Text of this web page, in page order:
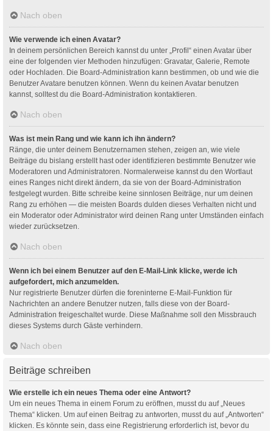
Nach oben
Wie verwende ich einen Avatar?
In deinem persönlichen Bereich kannst du unter „Profil“ einen Avatar über
eine der folgenden vier Methoden hinzufügen: Gravatar, Galerie, Remote
oder Hochladen. Die Board-Administration kann bestimmen, ob und wie die
Benutzer Avatare benutzen können. Wenn du keinen Avatar benutzen
kannst, solltest du die Board-Administration kontaktieren.
Nach oben
Was ist mein Rang und wie kann ich ihn ändern?
Ränge, die unter deinem Benutzernamen stehen, zeigen an, wie viele
Beiträge du bislang erstellt hast oder identifizieren bestimmte Benutzer wie
Moderatoren und Administratoren. Normalerweise kannst du den Wortlaut
eines Ranges nicht direkt ändern, da sie von der Board-Administration
festgelegt wurden. Bitte schreibe keine sinnlosen Beiträge, nur um deinen
Rang zu erhöhen — die meisten Boards dulden dieses Verhalten nicht und
ein Moderator oder Administrator wird deinen Rang unter Umständen einfach
wieder zurücksetzen.
Nach oben
Wenn ich bei einem Benutzer auf den E-Mail-Link klicke, werde ich
aufgefordert, mich anzumelden.
Nur registrierte Benutzer dürfen die foreninterne E-Mail-Funktion für
Nachrichten an andere Benutzer nutzen, falls diese von der Board-
Administration freigeschaltet wurde. Diese Maßnahme soll den Missbrauch
dieses Systems durch Gäste verhindern.
Nach oben
Beiträge schreiben
Wie erstelle ich ein neues Thema oder eine Antwort?
Um ein neues Thema in einem Forum zu eröffnen, musst du auf „Neues
Thema“ klicken. Um auf einen Beitrag zu antworten, musst du auf „Antworten“
klicken. Es könnte sein, dass eine Registrierung erforderlich ist, bevor du